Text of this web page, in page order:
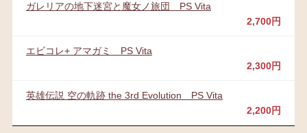
ガレリアの地下迷宮と魔女ノ旅団 PS Vita
2,700円
エビコレ+ アマガミ PS Vita
2,300円
英雄伝説 空の軌跡 the 3rd Evolution PS Vita
2,200円